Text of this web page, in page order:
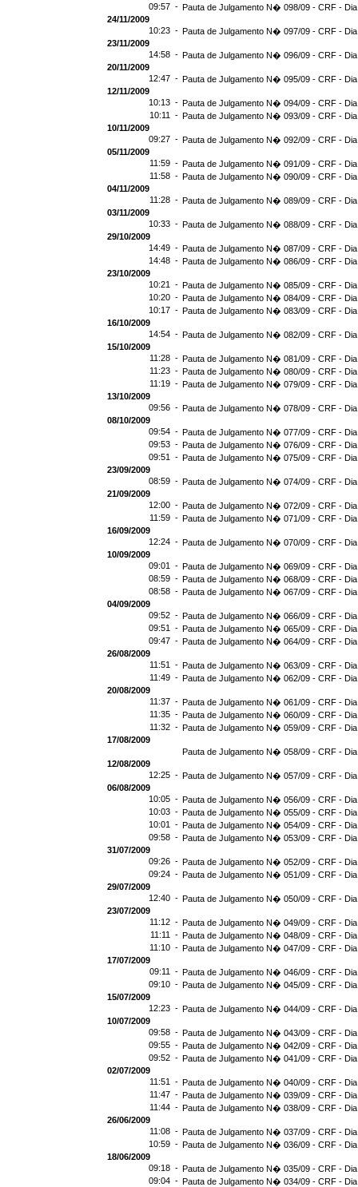
09:57 - Pauta de Julgamento N� 098/09 - CRF -
24/11/2009
10:23 - Pauta de Julgamento N� 097/09 - CRF - Dia
23/11/2009
14:58 - Pauta de Julgamento N� 096/09 - CRF - Dia
20/11/2009
12:47 - Pauta de Julgamento N� 095/09 - CRF - Dia
12/11/2009
10:13 - Pauta de Julgamento N� 094/09 - CRF - Dia
10:11 - Pauta de Julgamento N� 093/09 - CRF - Dia
10/11/2009
09:27 - Pauta de Julgamento N� 092/09 - CRF - Dia
05/11/2009
11:59 - Pauta de Julgamento N� 091/09 - CRF - Dia
11:58 - Pauta de Julgamento N� 090/09 - CRF - Dia
04/11/2009
11:28 - Pauta de Julgamento N� 089/09 - CRF - Dia
03/11/2009
10:33 - Pauta de Julgamento N� 088/09 - CRF - Dia
29/10/2009
14:49 - Pauta de Julgamento N� 087/09 - CRF - Dia
14:48 - Pauta de Julgamento N� 086/09 - CRF - Dia
23/10/2009
10:21 - Pauta de Julgamento N� 085/09 - CRF -
10:20 - Pauta de Julgamento N� 084/09 - CRF -
10:17 - Pauta de Julgamento N� 083/09 - CRF -
16/10/2009
14:54 - Pauta de Julgamento N� 082/09 - CRF -
15/10/2009
11:28 - Pauta de Julgamento N� 081/09 - CRF -
11:23 - Pauta de Julgamento N� 080/09 - CRF -
11:19 - Pauta de Julgamento N� 079/09 - CRF -
13/10/2009
09:56 - Pauta de Julgamento N� 078/09 - CRF -
08/10/2009
09:54 - Pauta de Julgamento N� 077/09 - CRF -
09:53 - Pauta de Julgamento N� 076/09 - CRF -
09:51 - Pauta de Julgamento N� 075/09 - CRF -
23/09/2009
08:59 - Pauta de Julgamento N� 074/09 - CRF -
21/09/2009
12:00 - Pauta de Julgamento N� 072/09 - CRF -
11:59 - Pauta de Julgamento N� 071/09 - CRF -
16/09/2009
12:24 - Pauta de Julgamento N� 070/09 - CRF -
10/09/2009
09:01 - Pauta de Julgamento N� 069/09 - CRF -
08:59 - Pauta de Julgamento N� 068/09 - CRF -
08:58 - Pauta de Julgamento N� 067/09 - CRF -
04/09/2009
09:52 - Pauta de Julgamento N� 066/09 - CRF - Dia
09:51 - Pauta de Julgamento N� 065/09 - CRF -
09:47 - Pauta de Julgamento N� 064/09 - CRF -
26/08/2009
11:51 - Pauta de Julgamento N� 063/09 - CRF -
11:49 - Pauta de Julgamento N� 062/09 - CRF -
20/08/2009
11:37 - Pauta de Julgamento N� 061/09 - CRF -
11:35 - Pauta de Julgamento N� 060/09 - CRF -
11:32 - Pauta de Julgamento N� 059/09 - CRF -
17/08/2009
Pauta de Julgamento N� 058/09 - CRF -
12/08/2009
12:25 - Pauta de Julgamento N� 057/09 - CRF -
06/08/2009
10:05 - Pauta de Julgamento N� 056/09 - CRF -
10:03 - Pauta de Julgamento N� 055/09 - CRF -
10:01 - Pauta de Julgamento N� 054/09 - CRF -
09:58 - Pauta de Julgamento N� 053/09 - CRF - Dia
31/07/2009
09:26 - Pauta de Julgamento N� 052/09 - CRF -
09:24 - Pauta de Julgamento N� 051/09 - CRF -
29/07/2009
12:40 - Pauta de Julgamento N� 050/09 - CRF -
23/07/2009
11:12 - Pauta de Julgamento N� 049/09 - CRF -
11:11 - Pauta de Julgamento N� 048/09 - CRF -
11:10 - Pauta de Julgamento N� 047/09 - CRF -
17/07/2009
09:11 - Pauta de Julgamento N� 046/09 - CRF -
09:10 - Pauta de Julgamento N� 045/09 - CRF -
15/07/2009
12:23 - Pauta de Julgamento N� 044/09 - CRF -
10/07/2009
09:58 - Pauta de Julgamento N� 043/09 - CRF -
09:55 - Pauta de Julgamento N� 042/09 - CRF -
09:52 - Pauta de Julgamento N� 041/09 - CRF -
02/07/2009
11:51 - Pauta de Julgamento N� 040/09 - CRF -
11:47 - Pauta de Julgamento N� 039/09 - CRF -
11:44 - Pauta de Julgamento N� 038/09 - CRF -
26/06/2009
11:08 - Pauta de Julgamento N� 037/09 - CRF -
10:59 - Pauta de Julgamento N� 036/09 - CRF -
18/06/2009
09:18 - Pauta de Julgamento N� 035/09 - CRF -
09:04 - Pauta de Julgamento N� 034/09 - CRF -